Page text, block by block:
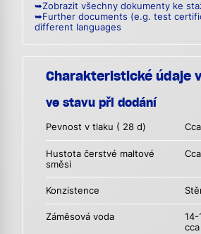
➥Zobrazit všechny dokumenty ke
➥Further documents (e.g. test
different languages
Charakteristické údaje
ve stavu při dodání
Pevnost v tlaku ( 28 d)
Hustota čerstvé maltové
směsi
Konzistence
Záměsová voda
14-